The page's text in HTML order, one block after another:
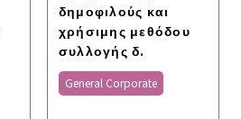
δημοφιλούς και
χρήσιμης μεθόδου
συλλογής δ.
General Corporate